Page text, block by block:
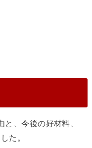
、今後の好材料、
た。